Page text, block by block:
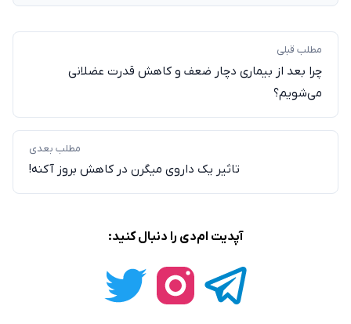
مطلب قبلی
چرا بعد از بیماری دچار ضعف و کاهش قدرت عضلانی
می‌شویم؟
مطلب بعدی
تاثیر یک داروی میگرن در کاهش بروز آکنه!
آپدیت ام‌دی را دنبال کنید: